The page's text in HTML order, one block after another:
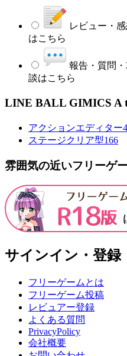
レビュー・感
はこちら
報告・質問・
談はこちら
LINE BALL GIMICS A
アクションエディター4
ステージクリア型166
雰囲気の近いフリーゲ
サインイン・登録
フリーゲームとは
フリーゲーム投稿
レビュアー登録
よくある質問
PrivacyPolicy
会社概要